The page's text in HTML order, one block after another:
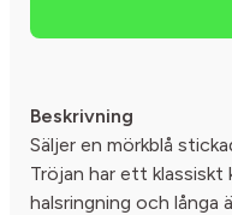
Beskrivning
Säljer en mörkblå
Tröjan har ett
halsringning och långa